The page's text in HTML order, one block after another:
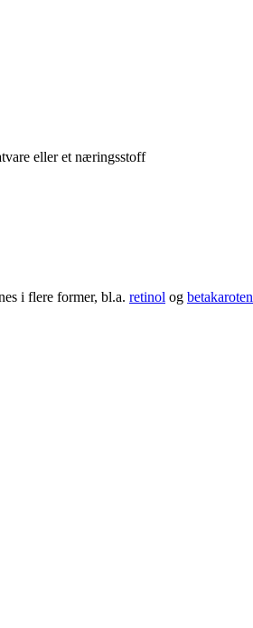
eller et næringsstoff
i flere former, bl.a. retinol og betakaroten